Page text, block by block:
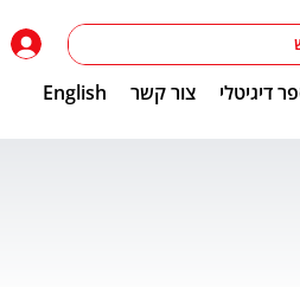
דיגיטלי צור קשר English